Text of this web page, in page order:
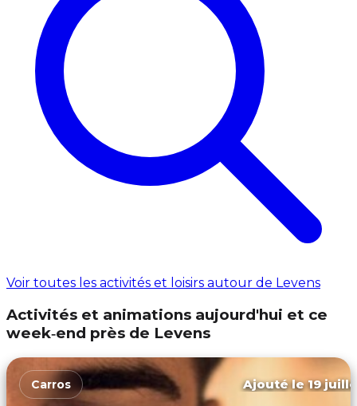
Voir toutes les activités et loisirs autour de Levens
Activités et animations aujourd'hui et ce
week‑end près de Levens
Carros Ajouté le 19